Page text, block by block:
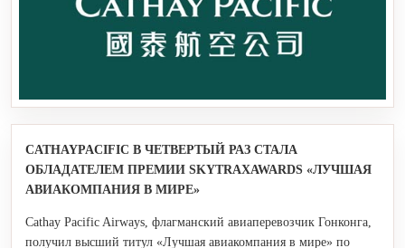
CATHAYPACIFIC В ЧЕТВЕРТЫЙ РАЗ СТАЛА
ОБЛАДАТЕЛЕМ ПРЕМИИ SKYTRAXAWARDS «ЛУЧШАЯ
АВИАКОМПАНИЯ В МИРЕ»
Cathay Pacific Airways, флагманский авиаперевозчик Гонконга,
получил высший титул «Лучшая авиакомпания в мире» по